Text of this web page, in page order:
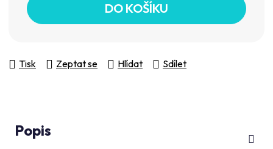
DO KOŠÍKU
Tisk Zeptat se Hlídat Sdílet
Popis